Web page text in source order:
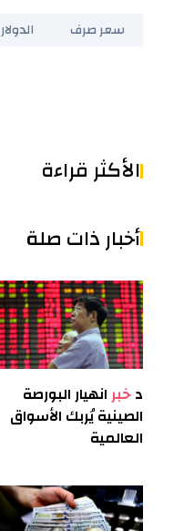
سعر صرف الدولار
الأكثر قراءة
أخبار ذات صلة
دخبرانهيار البورصة
الصينية يُربك الأسواق
العالمية